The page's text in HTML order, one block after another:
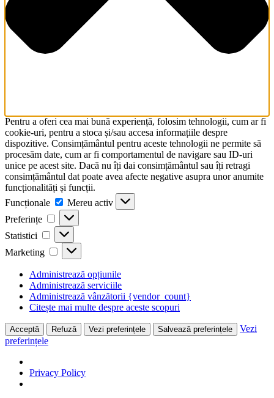
Pentru a oferi cea mai bună experiență, folosim tehnologii, cum ar fi
cookie-uri, pentru a stoca și/sau accesa informațiile despre
dispozitive. Consimțământul pentru aceste tehnologii ne permite să
procesăm date, cum ar fi comportamentul de navigare sau ID-uri
unice pe acest site. Dacă nu îți dai consimțământul sau îți retragi
consimțământul dat poate avea afecte negative asupra unor anumite
funcționalități și funcții.
Funcționale
Funcționale
Mereu activ
Preferințe
Preferințe
Statistici Statistici
Marketing Marketing
Administrează opțiunile
Administrează serviciile
Administrează vânzătorii {vendor_count}
Citește mai multe despre aceste scopuri
Acceptă Refuză Vezi preferințele Salvează preferințele
Vezi
preferințele
Privacy Policy